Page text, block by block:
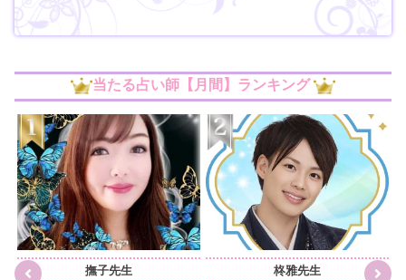
当たる占い師【月間】ランキング
撫子先生 柊雅先生